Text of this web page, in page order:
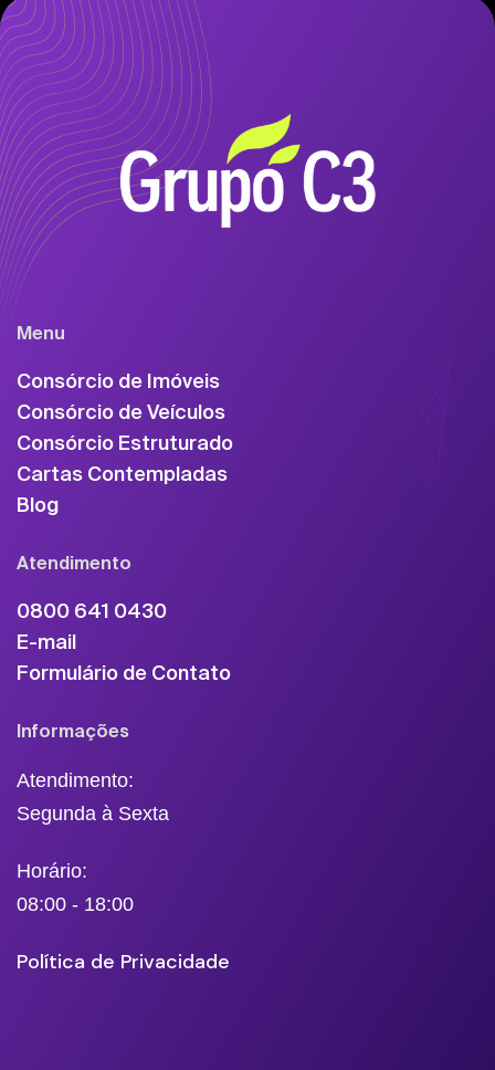
Menu
Consórcio de Imóveis
Consórcio de Veículos
Consórcio Estruturado
Cartas Contempladas
Blog
Atendimento
0800 641 0430
E-mail
Formulário de Contato
Informações
Atendimento:
Segunda à Sexta
Horário:
08:00 - 18:00
Política de Privacidade